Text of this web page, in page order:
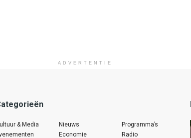
ADVERTENTIE
& Media
Nieuws
Economie
Programma’s
Radio